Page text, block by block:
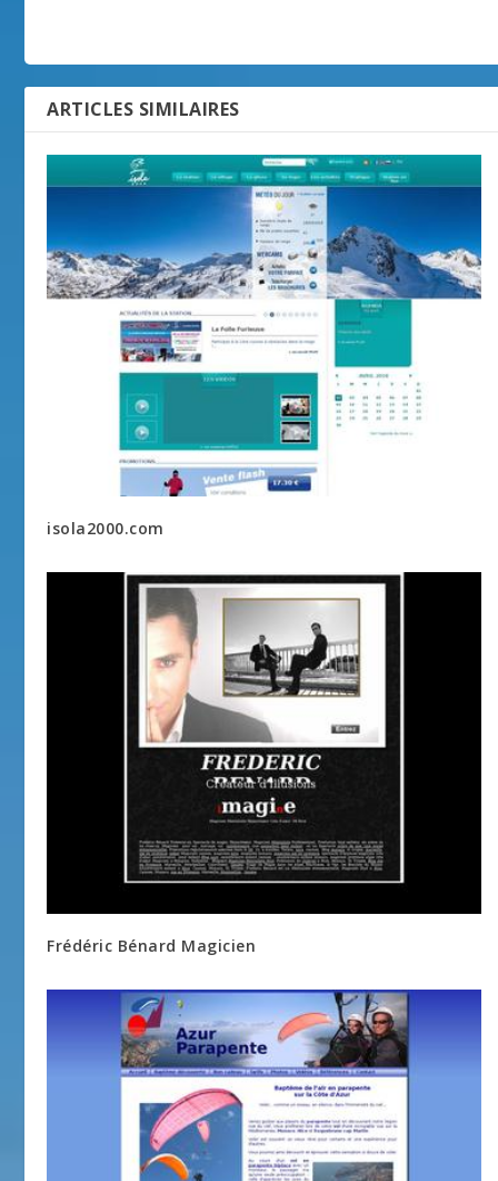
ARTICLES SIMILAIRES
isola2000.com
Frédéric Bénard Magicien